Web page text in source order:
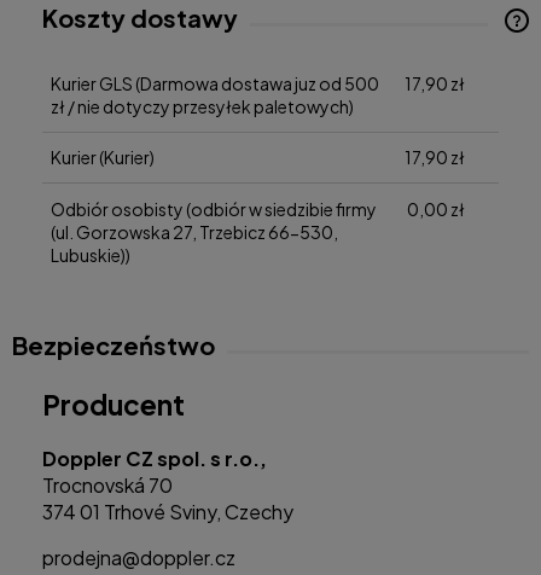
Koszty dostawy
Cena nie zawiera ewentualnych kosztów płatności
Kurier GLS (Darmowa dostawa juz od 500
zł / nie dotyczy przesyłek paletowych)
17,90 zł
Kurier(Kurier) 17,90 zł
Odbiór osobisty (odbiór w siedzibie firmy
(ul. Gorzowska 27, Trzebicz 66-530,
Lubuskie))
0,00 zł
Bezpieczeństwo
Producent
Doppler CZ spol. s r.o.,
Trocnovská 70
374 01 Trhové Sviny, Czechy
prodejna@doppler.cz